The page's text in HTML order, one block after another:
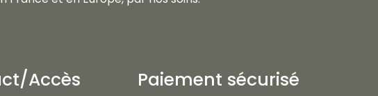
Accès Paiement sécurisé